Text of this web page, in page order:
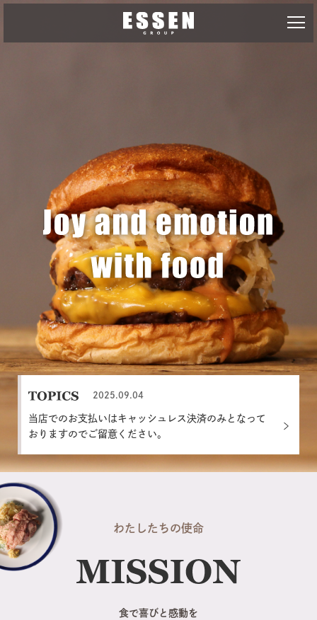
2025.09.04
当店でのお支払いはキャッシュレス決済のみとなって
おりますのでご留意ください。
わたしたちの使命
食で喜びと感動を